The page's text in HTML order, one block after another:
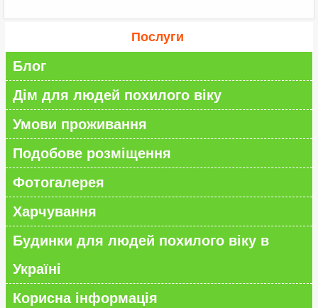
Послуги
Блог
Дім для людей похилого віку
Умови проживання
Подобове розміщення
Фотогалерея
Харчування
Будинки для людей похилого віку в
Україні
Корисна інформація